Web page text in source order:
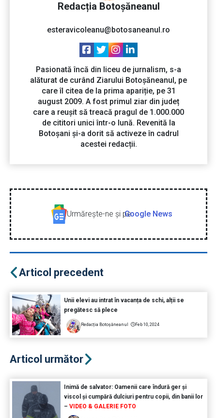
Redacția Botoșăneanul
esteravicoleanu@botosaneanul.ro
Pasionată încă din liceu de jurnalism, s-a
alăturat de curând Ziarului Botoșăneanul, pe
care îl citea de la prima apariție, pe 31
august 2009. A fost primul ziar din județ
care a reușit să treacă pragul de 1.000.000
de cititori unici într-o lună. Revenită la
Botoșani și-a dorit să activeze în cadrul
acestei redacții.
Urmăreşte-ne şi peGoogle News
Articol precedent
Unii elevi au intrat în vacanța de schi, alții se
pregătesc să plece
Redacția Botoșăneanul Feb 10, 2024
Articol următor
Inimă de salvator: Oamenii care îndură ger și
viscol și cumpără dulciuri pentru copii, din banii lor
– VIDEO & GALERIE FOTO